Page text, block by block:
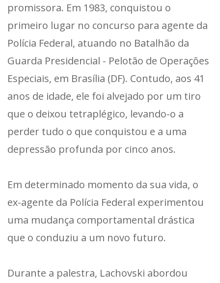
promissora. Em 1983, conquistou o
primeiro lugar no concurso para agente da
Polícia Federal, atuando no Batalhão da
Guarda Presidencial - Pelotão de Operações
Especiais, em Brasília (DF). Contudo, aos 41
anos de idade, ele foi alvejado por um tiro
que o deixou tetraplégico, levando-o a
perder tudo o que conquistou e a uma
depressão profunda por cinco anos.
Em determinado momento da sua vida, o
ex-agente da Polícia Federal experimentou
uma mudança comportamental drástica
que o conduziu a um novo futuro.
Durante a palestra, Lachovski abordou